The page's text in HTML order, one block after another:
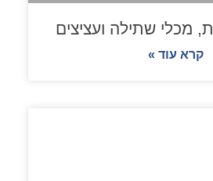
מכלי שתילה ועציצים
קרא עוד »